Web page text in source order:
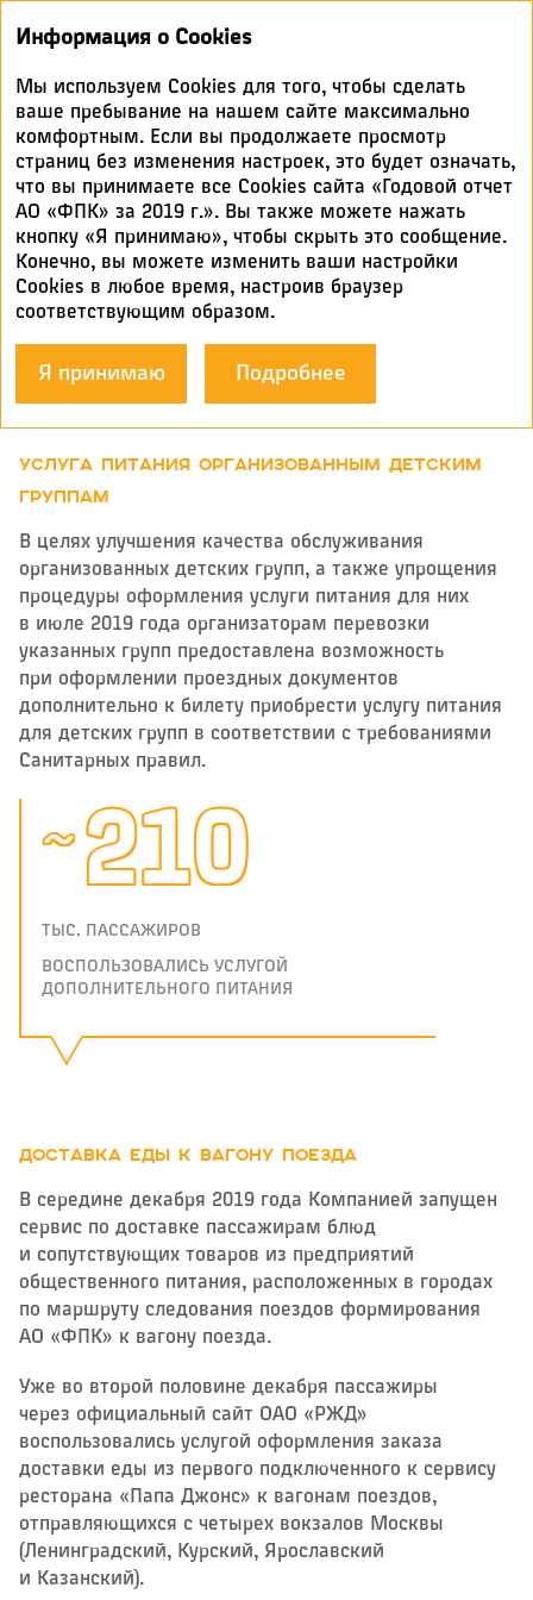
отчет 2019
СОВЕРШЕНСТВОВАНИЕ
КАЧЕСТВА ПИТАНИЯ
ДОПОЛНИТЕЛЬНОЕ ПИТАНИЕ
В 2019 году продолжила свое успешное развитие
услуга по предоставлению дополнительного питания
пассажирам. Оформление данной услуги возможно
при покупке билета в билетных кассах и на сайте,
а также непосредственно у проводника вагона
УСЛУГА ПИТАНИЯ ОРГАНИЗОВАННЫМ ДЕТСКИМ
ГРУППАМ
В целях улучшения качества обслуживания
организованных детских групп, а также упрощения
процедуры оформления услуги питания для них
в июле 2019 года организаторам перевозки
указанных групп предоставлена возможность
при оформлении проездных документов
дополнительно к билету приобрести услугу питания
для детских групп в соответствии с требованиями
Санитарных правил.
~210
ТЫС. ПАССАЖИРОВ
ВОСПОЛЬЗОВАЛИСЬ УСЛУГОЙ
ДОПОЛНИТЕЛЬНОГО ПИТАНИЯ
ДОСТАВКА ЕДЫ К ВАГОНУ ПОЕЗДА
В середине декабря 2019 года Компанией запущен
сервис по доставке пассажирам блюд
и сопутствующих товаров из предприятий
общественного питания, расположенных в городах
по маршруту следования поездов формирования
АО «ФПК» к вагону поезда.
Уже во второй половине декабря пассажиры
через официальный сайт ОАО «РЖД»
воспользовались услугой оформления заказа
доставки еды из первого подключенного к сервису
ресторана «Папа Джонс» к вагонам поездов,
отправляющихся с четырех вокзалов Москвы
(Ленинградский, Курский, Ярославский
и Казанский).
Информация о Cookies
Мы используем Cookies для того, чтобы сделать
ваше пребывание на нашем сайте максимально
комфортным. Если вы продолжаете просмотр
страниц без изменения настроек, это будет означать,
что вы принимаете все Cookies сайта «Годовой отчет
АО «ФПК» за 2019 г.». Вы также можете нажать
кнопку «Я принимаю», чтобы скрыть это сообщение.
Конечно, вы можете изменить ваши настройки
Cookies в любое время, настроив браузер
соответствующим образом.
Я принимаю Подробнее